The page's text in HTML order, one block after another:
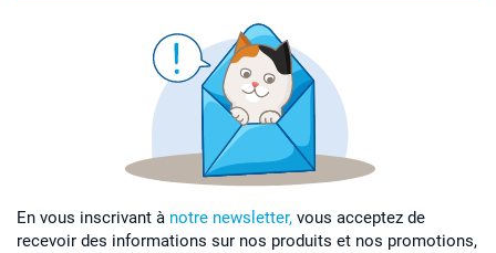
En vous inscrivant à notre newsletter, vous acceptez de
recevoir des informations sur nos produits et nos promotions,